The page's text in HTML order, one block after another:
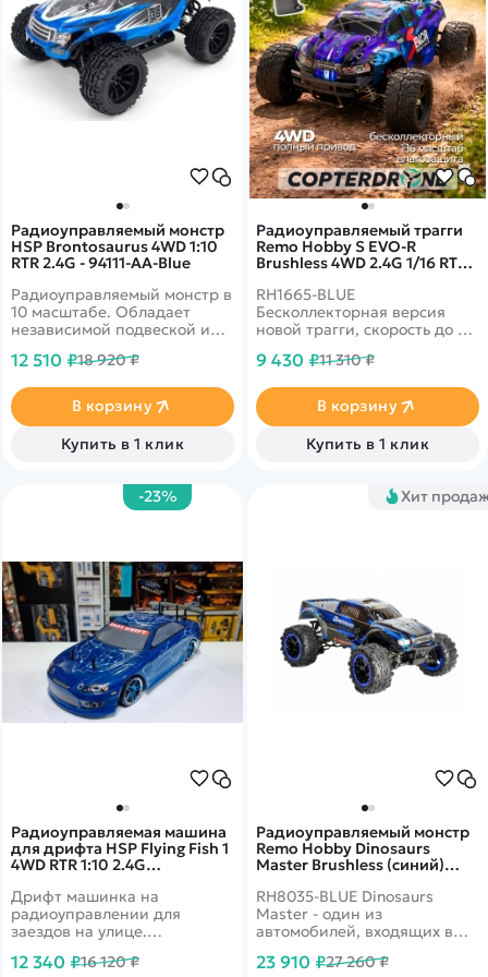
Радиоуправляемый трагги
Remo Hobby S EVO-R
Brushless 4WD 2.4G 1/16 RTR
RH1665-BLUE
Бесколлекторная версия
новой трагги, скорость до 60
АБС-пластик
9 430 ₽11 310 ₽
В корзину
Купить в 1 клик
Радиоуправляемый монстр
HSP Brontosaurus 4WD 1:10
RTR 2.4G - 94111-AA-Blue
Радиоуправляемый монстр в
10 масштабе. Обладает
независимой подвеской и
Установлен качественный
способный развивать
скорость до 35 км в час.
Клиренс - 3 см. Время игры
15-25 минут.
12 510 ₽18 920 ₽
В корзину
Купить в 1 клик
-23%
Радиоуправляемая машина
для дрифта HSP Flying Fish 1
4WD RTR 1:10 2.4G
Дрифт машинка на
радиоуправлении для
заездов на улице.
автомобиль. Долговечный
12 340 ₽16 120 ₽
Хит
Радиоуправляемый монстр
Remo Hobby Dinosaurs
Master Brushless (синий)
BLUE
RH8035-BLUE Dinosaurs
Master - один из
автомобилей, входящих в
монстров Remo Hobby,
23 910 ₽27 260 ₽